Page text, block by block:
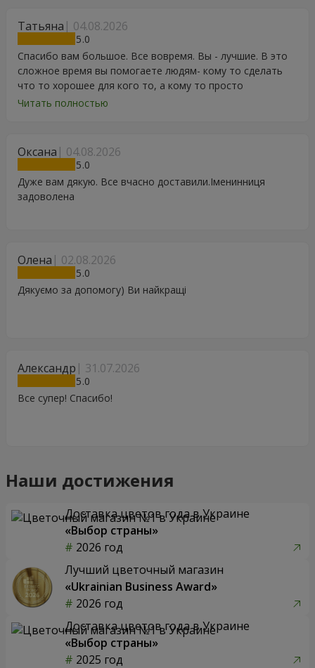
Татьяна 04.08.2026
5
Спасибо вам большое. Все вовремя. Вы - лучшие. В это
сложное время вы помогаете людям- кому то сделать
что то хорошее для кого то, а кому то просто
порадоваться цветам, подарку, тортику, поздравлению.
Читать полностью
Оксана 04.08.2026
5
Дуже вам дякую. Все вчасно доставили.Іменинниця
задоволена
Олена 02.08.2026
5
Дякуємо за допомогу) Ви найкращі
Александр 31.07.2026
5
Все супер! Спасибо!
Наши достижения
Доставка цветов года в Украине
«Выбор страны»
2026 год
Лучший цветочный магазин
«Ukrainian Business Award»
2026 год
Доставка цветов года в Украине
«Выбор страны»
2025 год